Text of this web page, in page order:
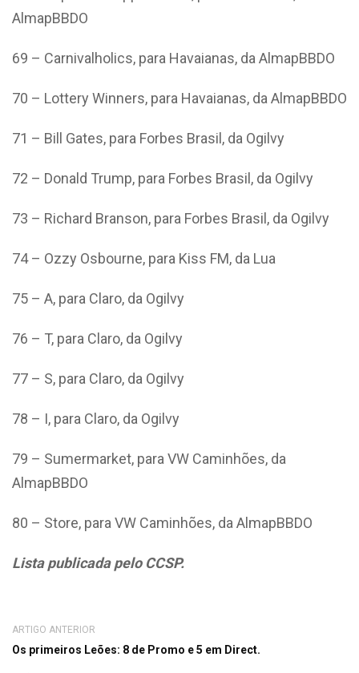
AlmapBBDO
69 – Carnivalholics, para Havaianas, da AlmapBBDO
70 – Lottery Winners, para Havaianas, da AlmapBBDO
71 – Bill Gates, para Forbes Brasil, da Ogilvy
72 – Donald Trump, para Forbes Brasil, da Ogilvy
73 – Richard Branson, para Forbes Brasil, da Ogilvy
74 – Ozzy Osbourne, para Kiss FM, da Lua
75 – A, para Claro, da Ogilvy
76 – T, para Claro, da Ogilvy
77 – S, para Claro, da Ogilvy
78 – I, para Claro, da Ogilvy
79 – Sumermarket, para VW Caminhões, da
AlmapBBDO
80 – Store, para VW Caminhões, da AlmapBBDO
Lista publicada pelo CCSP.
ARTIGO ANTERIOR
Os primeiros Leões: 8 de Promo e 5 em Direct.